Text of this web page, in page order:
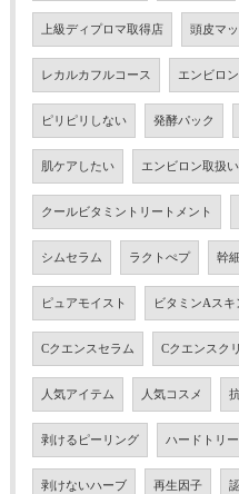
上級ディプロマ取得店 頭皮マ
レカルカフルコース エンビロ
ピリピリしない 発酵パック
肌ケアしたい エンビロン取扱
クールビタミントリートメント
シムセラム ラクトぺプ 幹
ピュアモイスト ビタミンAスキ
Cクエンスセラム Cクエンスク
人気アイテム 人気コスメ
剥けるピーリング ハードトリ
剥けないハーブ 再生因子